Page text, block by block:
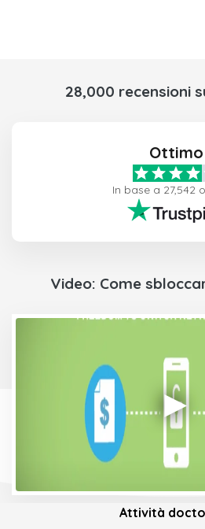
28,000 recensioni
Ottimo
In base a 27,542
Video: Come
Attività